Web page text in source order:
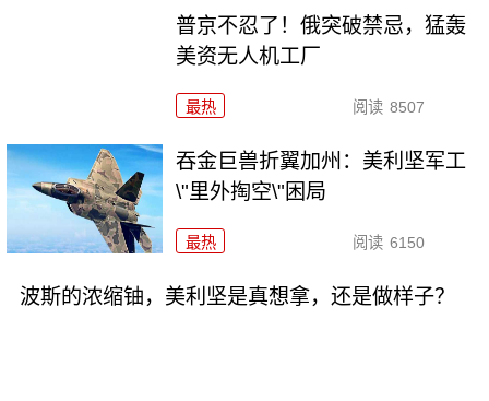
普京不忍了！俄突破禁忌，猛轰
美资无人机工厂
最热 阅读 8507
吞金巨兽折翼加州：美利坚军工
\"里外掏空\"困局
最热 阅读 6150
波斯的浓缩铀，美利坚是真想拿，还是做样子？